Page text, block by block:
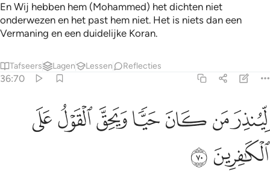
En Wij hebben hem (Mohammed) het dichten niet
onderwezen en het past hem niet. Het is niets dan een
Vermaning en een duidelijke Koran.
Tafseers Lagen Lessen Reflecties
36:70
لينذر من كان حيا ويحق القول على الكافرين ٧٠
لِّيُنذِرَ مَن كَانَ حَيًّۭا وَيَحِقَّ ٱلْقَوْلُ عَلَى ٱلْكَـٰفِرِينَ ٧٠
ﳈﳉﳊﳋﳌﳍﳎ
ﳏ ﳐ